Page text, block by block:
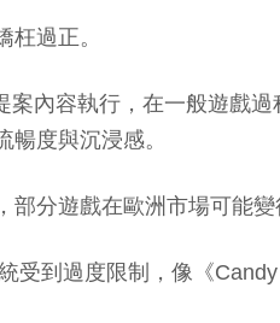
過正。
案內容執行，在一般遊戲
度與沉浸感。
分遊戲在歐洲市場可能變
受到過度限制，像《